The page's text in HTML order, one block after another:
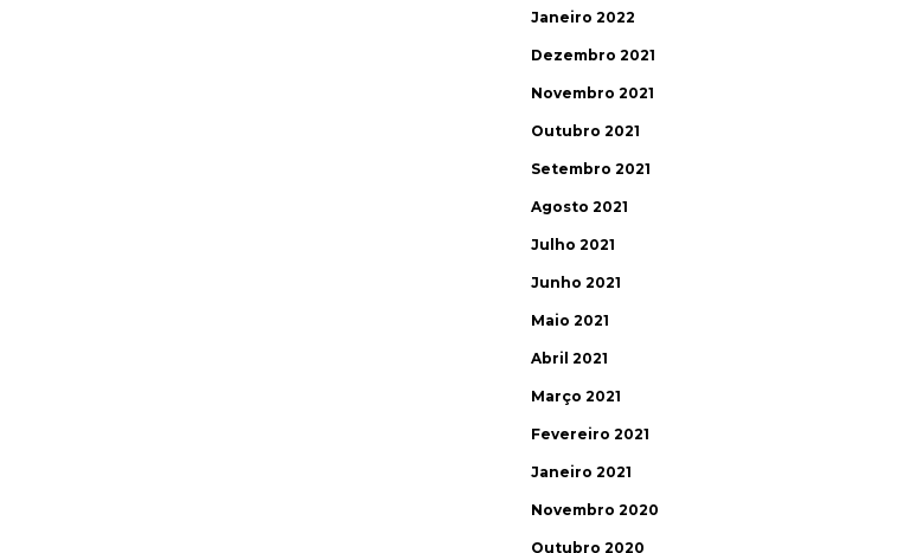
Janeiro 2022
Dezembro 2021
Novembro 2021
Outubro 2021
Setembro 2021
Agosto 2021
Julho 2021
Junho 2021
Maio 2021
Abril 2021
Março 2021
Fevereiro 2021
Janeiro 2021
Novembro 2020
Outubro 2020